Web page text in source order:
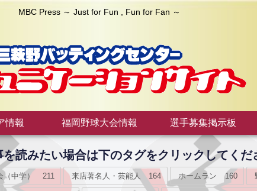
MBC Press ～ Just for Fun , Fun for Fan ～
情報 福岡野球大会情報 選手募集掲示板
読みたい場合は下のタグをクリックしてくだ
（中学） 211 来店著名人・芸能人 164 ホームラン 160